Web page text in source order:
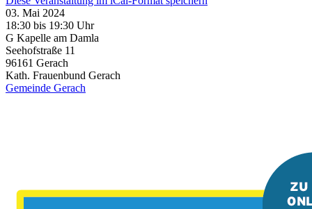
03. Mai 2024
18:30 bis 19:30 Uhr
G Kapelle am Damla
Seehofstraße 11
96161 Gerach
Kath. Frauenbund Gerach
Gemeinde Gerach